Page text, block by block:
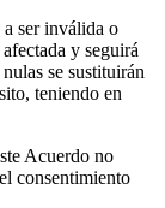
ser inválida o
y seguirá
se sustituirán
teniendo en
Acuerdo no
consentimiento